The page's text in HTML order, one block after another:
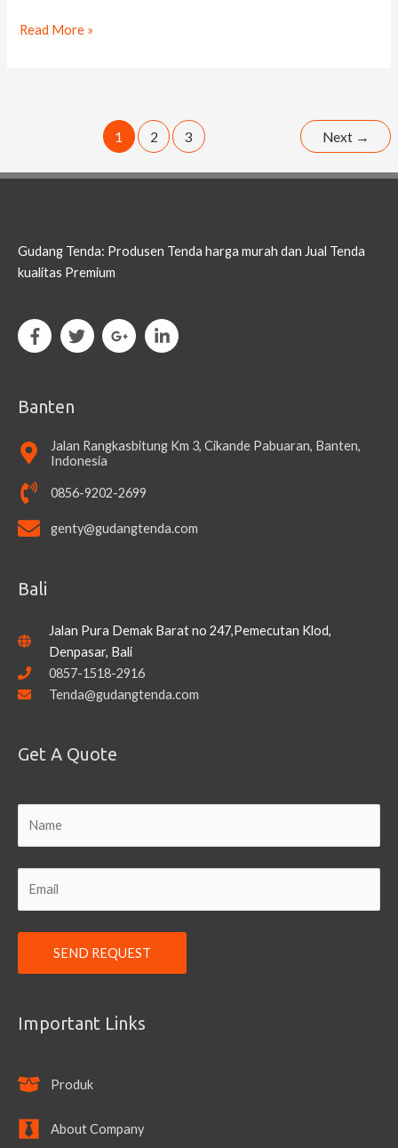
Read More »
1 2 3 Next →
Gudang Tenda: Produsen Tenda harga murah dan Jual Tenda
kualitas Premium
Banten
Jalan Rangkasbitung Km 3, Cikande Pabuaran, Banten,
Indonesia
0856-9202-2699
genty@gudangtenda.com
Bali
Jalan Pura Demak Barat no 247,Pemecutan Klod,
Denpasar, Bali
0857-1518-2916
Tenda@gudangtenda.com
Get A Quote
Important Links
Produk
About Company